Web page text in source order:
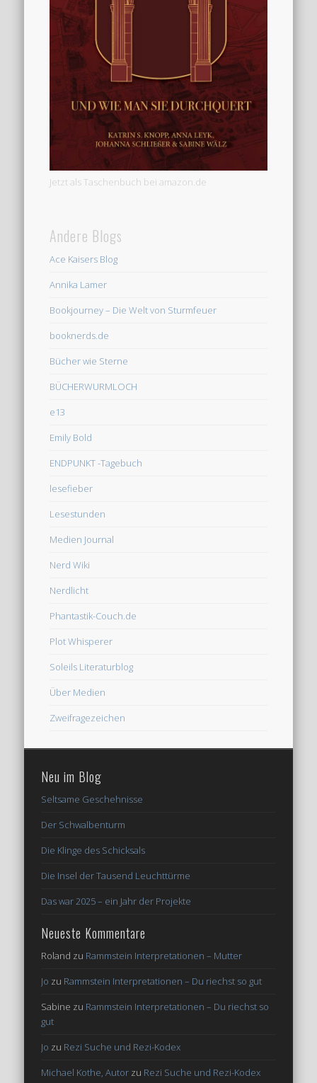
Jetzt als Taschenbuch bei amazon.de
Andere Blogs
Ace Kaisers Blog
Annika Lamer
Bookjourney – Die Welt von Sturmfeuer
booknerds.de
Bücher wie Sterne
BÜCHERWURMLOCH
e13
Emily Bold
ENDPUNKT -Tagebuch
lesefieber
Lesestunden
Medien Journal
Nerd Wiki
Nerdlicht
Phantastik-Couch.de
Plot Whisperer
Soleils Literaturblog
Über Medien
Zweifragezeichen
Neu im Blog
Seltsame Geschehnisse
Der Schwalbenturm
Die Klinge des Schicksals
Die Insel der Tausend Leuchttürme
Das war 2025 – ein Jahr der Projekte
Neueste Kommentare
Roland zu Rammstein Interpretationen – Mutter
Jo zu Rammstein Interpretationen – Du riechst so gut
Sabine zu Rammstein Interpretationen – Du riechst so
gut
Jo zu Rezi Suche und Rezi-Kodex
Michael Kothe, Autor zu Rezi Suche und Rezi-Kodex